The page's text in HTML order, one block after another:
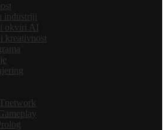
industriji
okviri AI
kreativnost